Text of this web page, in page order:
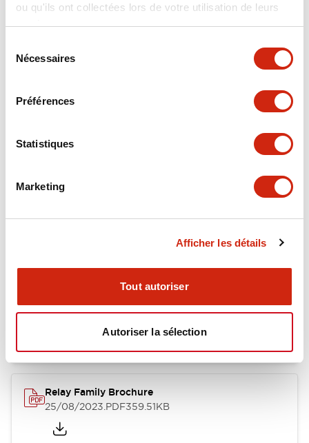
ou qu'ils ont collectées lors de votre utilisation de leurs
services.
Nécessaires
Préférences
Statistiques
Marketing
Afficher les détails
Tout autoriser
Autoriser la sélection
Spécifications Tout développer
Documents et fichiers
RH Series Power Relays
12/05/2026.PDF450.14KB
Relay Family Brochure
25/08/2023.PDF359.51KB